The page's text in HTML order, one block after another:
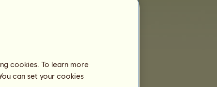
cookies. To learn more
can set your cookies